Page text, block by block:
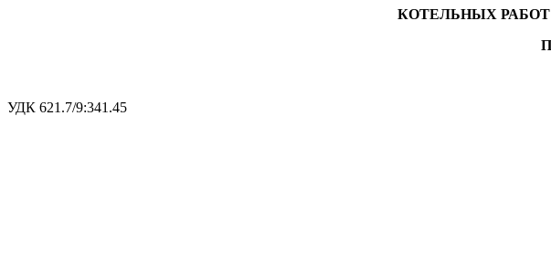
КОТЕЛЬНЫХ
УДК 621.7/9:341.45